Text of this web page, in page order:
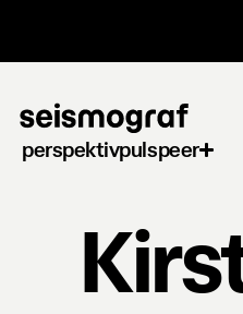
perspektivpulspeer